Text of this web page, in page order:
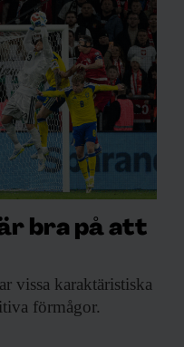
bra på att
vissa karaktäristiska
förmågor.